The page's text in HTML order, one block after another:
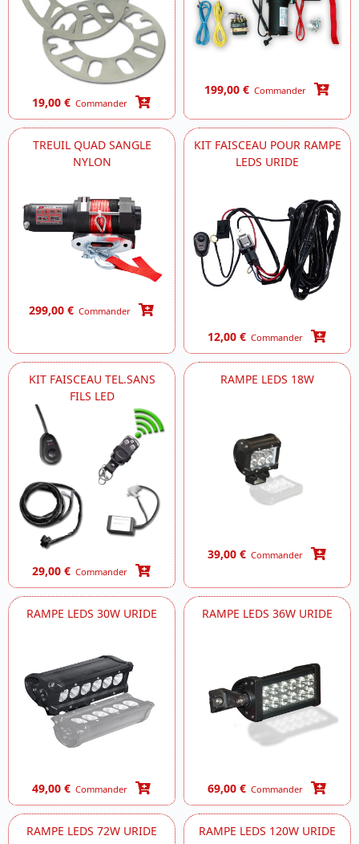
19,00 € Commander
199,00 € Commander
TREUIL QUAD SANGLE
NYLON
299,00 € Commander
KIT FAISCEAU POUR RAMPE
LEDS URIDE
12,00 € Commander
KIT FAISCEAU TEL.SANS
FILS LED
29,00 € Commander
RAMPE LEDS 18W
39,00 € Commander
RAMPE LEDS 30W URIDE
49,00 € Commander
RAMPE LEDS 36W URIDE
69,00 € Commander
RAMPE LEDS 72W URIDE RAMPE LEDS 120W URIDE